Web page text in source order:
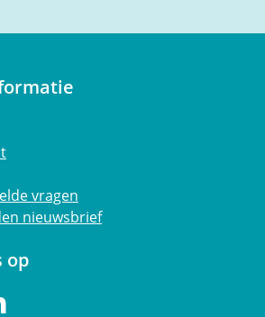
vragen
nieuwsbrief
op